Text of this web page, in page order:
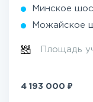
Минское
Можайское
Площадь
4 193 000 ₽